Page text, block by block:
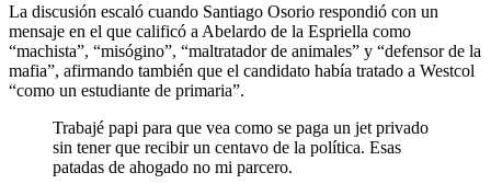
La discusión escaló cuando Santiago Osorio respondió con un
mensaje en el que calificó a Abelardo de la Espriella como
“machista”, “misógino”, “maltratador de animales” y “defensor de la
mafia”, afirmando también que el candidato había tratado a Westcol
“como un estudiante de primaria”.
Trabajé papi para que vea como se paga un jet privado
sin tener que recibir un centavo de la política. Esas
patadas de ahogado no mi parcero.